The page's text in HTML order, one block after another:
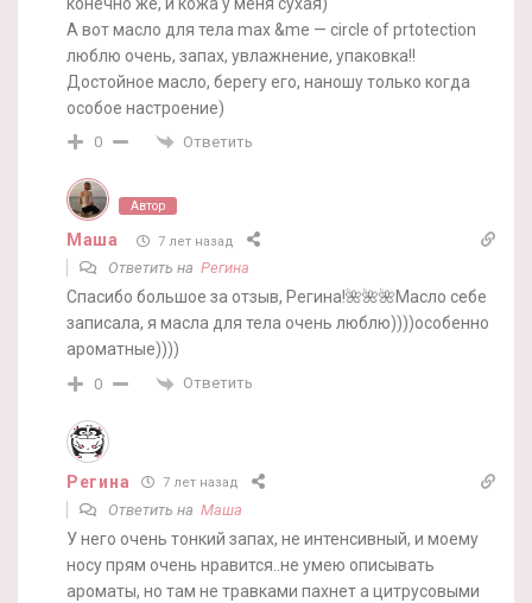
А вот масло для тела max &me — circle of prtotection
люблю очень, запах, увлажнение, упаковка!!
Достойное масло, берегу его, наношу только когда
особое настроение)
0 Ответить
Автор
Маша 7 лет назад
Ответить на Регина
Спасибо большое за отзыв, Регина!🌺🌺🌺Масло себе
записала, я масла для тела очень люблю))))особенно
ароматные))))
0 Ответить
Регина 7 лет назад
Ответить на Маша
У него очень тонкий запах, не интенсивный, и моему
носу прям очень нравится..не умею описывать
ароматы, но там не травками пахнет а цитрусовыми